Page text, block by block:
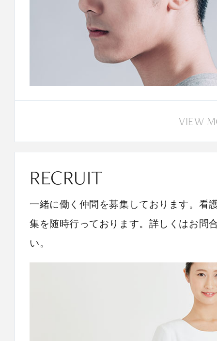
VIEW
RECRUIT
一緒に働く仲間を募集しております。看
集を随時行っております。詳しくはお問
い。